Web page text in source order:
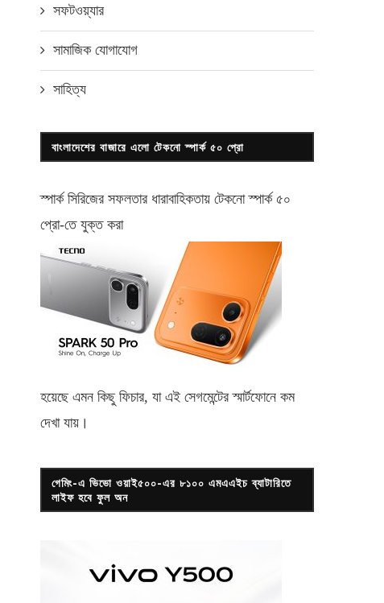
সফটওয়্যার
সামাজিক যোগাযোগ
সাহিত্য
বাংলাদেশের বাজারে এলো টেকনো স্পার্ক ৫০ প্রো
স্পার্ক সিরিজের সফলতার ধারাবাহিকতায় টেকনোস্পার্ক ৫০
প্রো-তে যুক্ত করা
হয়েছে এমন কিছু ফিচার, যা এই সেগমেন্টের স্মার্টফোনে কম
দেখা যায়।
গেমিং-এ ভিভো ওয়াই৫০০-এর ৮১০০ এমএএইচ ব্যাটারিতে
লাইফ হবে ফুল অন